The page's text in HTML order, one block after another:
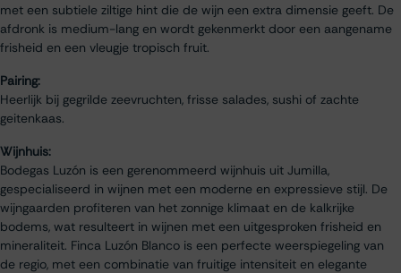
met een subtiele ziltige hint die de wijn een extra dimensie geeft. De
afdronk is medium-lang en wordt gekenmerkt door een aangename
frisheid en een vleugje tropisch fruit.
Pairing:
Heerlijk bij gegrilde zeevruchten, frisse salades, sushi of zachte
geitenkaas.
Wijnhuis:
Bodegas Luzón is een gerenommeerd wijnhuis uit Jumilla,
gespecialiseerd in wijnen met een moderne en expressieve stijl. De
wijngaarden profiteren van het zonnige klimaat en de kalkrijke
bodems, wat resulteert in wijnen met een uitgesproken frisheid en
mineraliteit. Finca Luzón Blanco is een perfecte weerspiegeling van
de regio, met een combinatie van fruitige intensiteit en elegante